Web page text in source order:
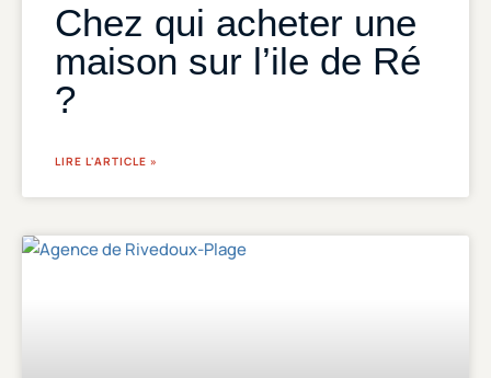
Chez qui acheter une
maison sur l’ile de Ré
?
LIRE L'ARTICLE »